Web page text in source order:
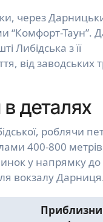
через
“Комфорт-Таун”.
Либідська з її
від заводських
деталях
роблячи
400-800
у напрямку до
вокзалу